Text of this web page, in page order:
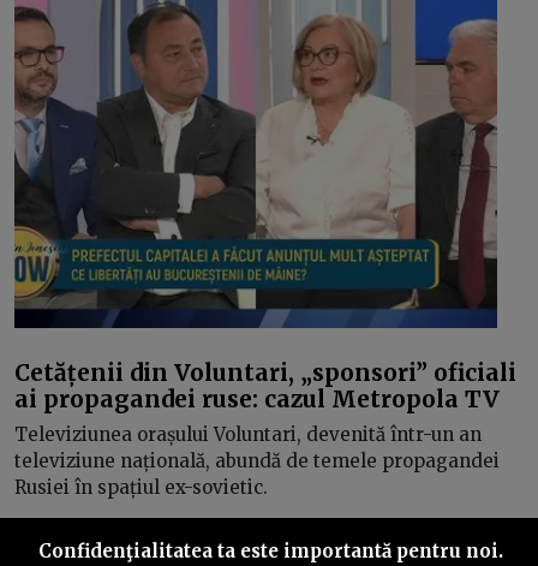
Cetățenii din Voluntari, „sponsori” oficiali
ai propagandei ruse: cazul Metropola TV
Televiziunea orașului Voluntari, devenită într-un an
televiziune națională, abundă de temele propagandei
Rusiei în spațiul ex-sovietic.
Confidenţialitatea ta este importantă pentru noi.